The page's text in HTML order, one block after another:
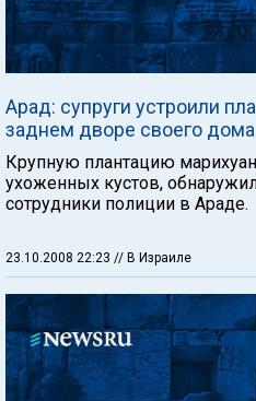
Арад: супруги устроили
заднем дворе своего дома
Крупную плантацию
ухоженных кустов,
сотрудники полиции в Араде.
23.10.2008 22:23 // В Израиле